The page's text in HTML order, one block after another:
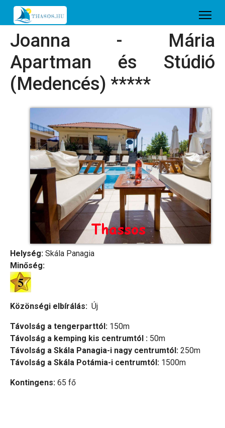
Joanna - Mária
Apartman és Stúdió
(Medencés) *****
Helység: Skála Panagia
Minőség:
Közönségi elbírálás: Új
Távolság a tengerparttól: 150m
Távolság a kemping kis centrumtól : 50m
Távolság a Skála Panagia-i nagy centrumtól: 250m
Távolság a Skála Potámia-i centrumtól: 1500m
Kontingens: 65 fő